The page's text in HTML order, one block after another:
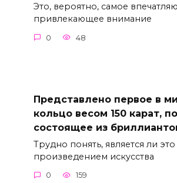
Это, вероятно, самое
привлекающее внимание
0 48
Представлено первое в
кольцо весом 150 карат,
состоящее из
Трудно понять, является ли это
произведением искусства
0 159